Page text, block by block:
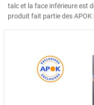
talc et la face inférieure est
produit fait partie des APOK